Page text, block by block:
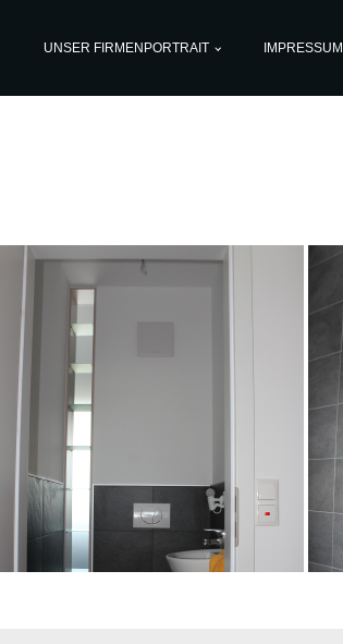
UNSER FIRMENPORTRAIT IMPRESSUM